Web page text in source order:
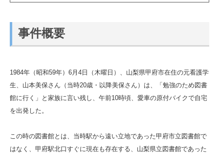
事件概要
1984年（昭和59年）6月4日（木曜日）、山梨県甲府市在住の元看護学
生、山本美保さん（当時20歳・以降美保さん）は、「勉強のため図書
館に行く」と家族に言い残し、午前10時頃、愛車の原付バイクで自宅
を出発した。
この時の図書館とは、当時駅から遠い立地であった甲府市立図書館で
はなく、甲府駅北口すぐに現在も存在する、山梨県立図書館であった